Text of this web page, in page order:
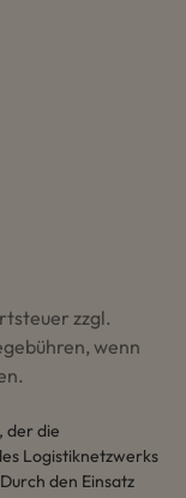
zzgl.
wenn
der die
Logistiknetzwerks
den Einsatz